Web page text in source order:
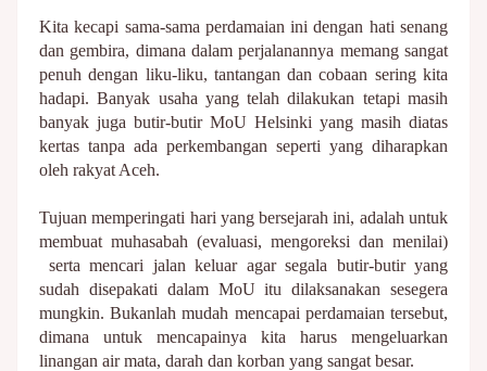
Kita kecapi sama-sama perdamaian ini dengan hati senang
dan gembira, dimana dalam perjalanannya memang sangat
penuh dengan liku-liku, tantangan dan cobaan sering kita
hadapi. Banyak usaha yang telah dilakukan tetapi masih
banyak juga butir-butir MoU Helsinki yang masih diatas
kertas tanpa ada perkembangan seperti yang diharapkan
oleh rakyat Aceh.
Tujuan memperingati hari yang bersejarah ini, adalah untuk
membuat muhasabah (evaluasi, mengoreksi dan menilai)
serta mencari jalan keluar agar segala butir-butir yang
sudah disepakati dalam MoU itu dilaksanakan sesegera
mungkin. Bukanlah mudah mencapai perdamaian tersebut,
dimana untuk mencapainya kita harus mengeluarkan
linangan air mata, darah dan korban yang sangat besar.